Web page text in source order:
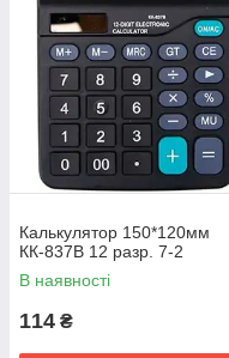
Калькулятор 150*120мм
КК-837В 12 разр. 7-2
В наявності
114 ₴